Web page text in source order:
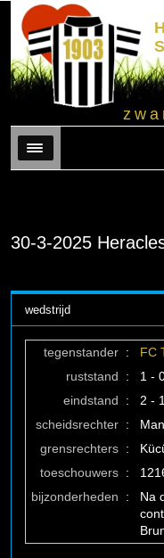
Menu
30-3-2025
wedstrijd
tegenstander : FC
ruststand
:
1 -
eindstand
:
2 - 1
scheidsrechter :
grensrechters :
toeschouwers :
bijzonderheden
:
Na